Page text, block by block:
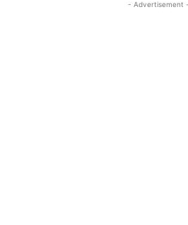
- Advertisement -